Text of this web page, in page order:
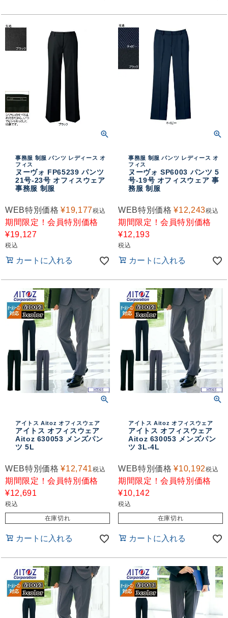
事務服 制服 パンツ レディース オ
フィス
ヌーヴォ FP65239 パンツ
21号-23号 オフィスウェア
事務服 制服
WEB特別価格 ¥19,177税込
期間限定！会員特別価格
¥19,127
税込
カートに入れる
事務服 制服 パンツ レディース オ
フィス
ヌーヴォ SP6003 パンツ 5
号-19号 オフィスウェア 事
務服 制服
WEB特別価格 ¥12,243税込
期間限定！会員特別価格
¥12,193
税込
カートに入れる
アイトス Aitoz オフィスウェア
アイトス オフィスウェア
Aitoz 630053 メンズパン
ツ 5L
WEB特別価格 ¥12,741税込
期間限定！会員特別価格
¥12,691
税込
在庫切れ
カートに入れる
アイトス Aitoz オフィスウェア
アイトス オフィスウェア
Aitoz 630053 メンズパン
ツ 3L-4L
WEB特別価格 ¥10,192税込
期間限定！会員特別価格
¥10,142
税込
在庫切れ
カートに入れる